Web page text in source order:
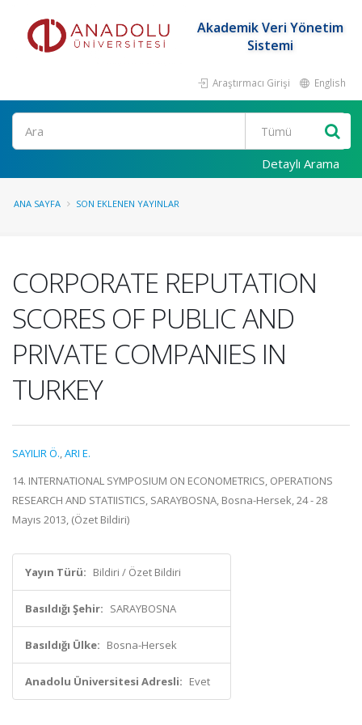
Akademik Veri Yönetim
Sistemi
Araştırmacı Girişi English
Ara
Detaylı Arama
ANA SAYFA SON EKLENEN YAYINLAR
CORPORATE REPUTATION
SCORES OF PUBLIC AND
PRIVATE COMPANIES IN
TURKEY
SAYILIR Ö.,ARI E.
14. INTERNATIONAL SYMPOSIUM ON ECONOMETRICS, OPERATIONS
RESEARCH AND STATIISTICS, SARAYBOSNA, Bosna-Hersek, 24 - 28
Mayıs 2013, (Özet Bildiri)
Yayın Türü: Bildiri / Özet Bildiri
Basıldığı Şehir: SARAYBOSNA
Basıldığı Ülke: Bosna-Hersek
Anadolu Üniversitesi Adresli: Evet